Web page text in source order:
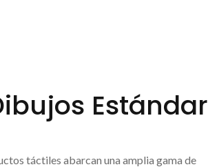
Estándar
táctiles abarcan una amplia gama de